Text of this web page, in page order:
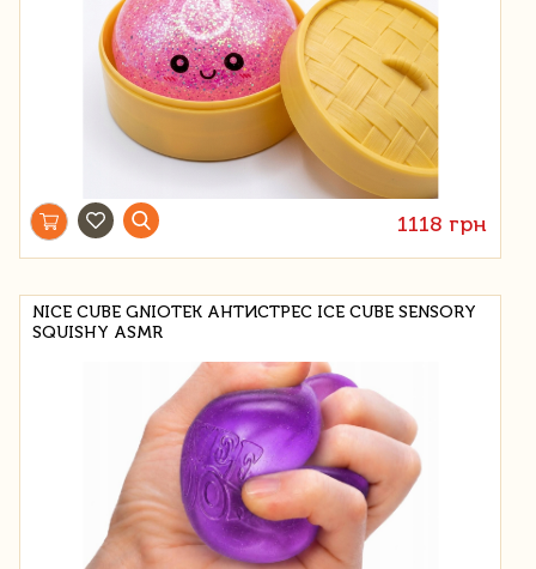
1118 грн
NICE CUBE GNIOTEK АНТИСТРЕС ICE CUBE SENSORY
SQUISHY ASMR